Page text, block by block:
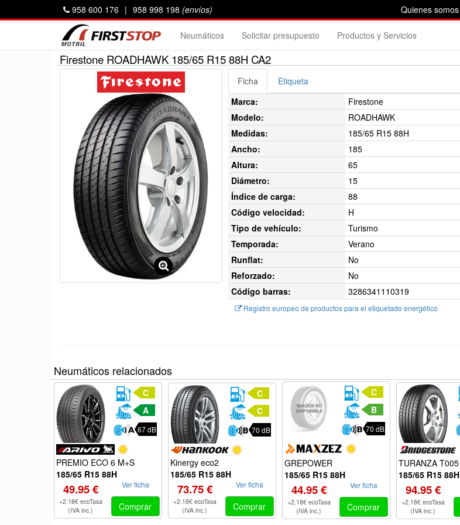
Quienes somos
958 600 176 | 958 998 198 (envíos)
Neumáticos Solicitar presupuesto Productos y Servicios
Firestone ROADHAWK 185/65 R15 88H CA2
Ficha
Etiqueta
Marca:
Firestone
Modelo:
ROADHAWK
Medidas:
185/65 R15 88H
Ancho:
185
Altura:
65
Diámetro:
15
Índice de carga:
88
Código velocidad:
H
Tipo de vehículo:
Turismo
Temporada:
Verano
Runflat:
No
Reforzado:
No
Código barras:
3286341110319
Registro europeo de productos para el etiquetado energético
Neumáticos relacionados
C
A
67 dB
PREMIO ECO 6 M+S
185/65 R15 88H
49.95 €
+2.18€ ecoTasa
(IVA inc.)
Ver ficha
Comprar
C
C
70 dB
Kinergy eco2
185/65 R15 88H
73.75 €
+2.18€ ecoTasa
(IVA inc.)
Ver ficha
Comprar
C
B
70 dB
GREPOWER
185/65 R15 88H
44.95 €
+2.18€ ecoTasa
(IVA inc.)
Ver ficha
Comprar
TURANZA T005
185/65 R15 88H
94.95 €
+2.18€ ecoTasa
(IVA inc.)